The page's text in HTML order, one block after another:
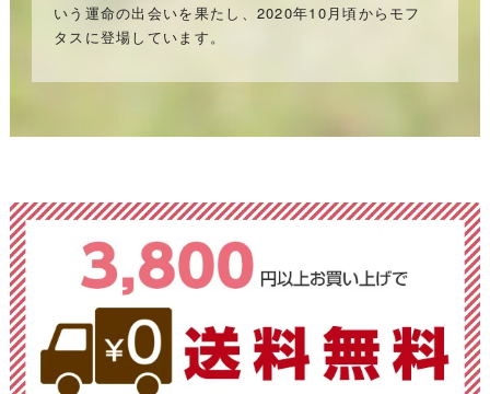
いう運命の出会いを果たし、2020年10月頃からモフ
タスに登場しています。